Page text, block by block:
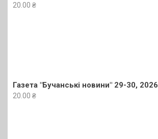
20.00 ₴
Газета "Бучанські новини" 29-30, 2026
20.00 ₴